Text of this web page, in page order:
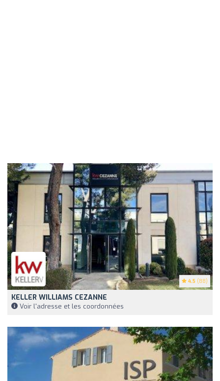
4.5 (88)
KELLER WILLIAMS CEZANNE
Voir l'adresse et les coordonnées